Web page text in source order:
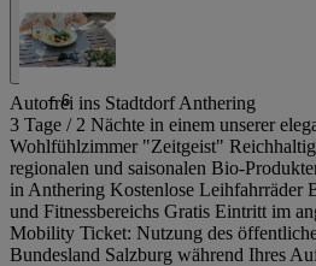
+ 6
Autofrei ins Stadtdorf Anthering
3 Tage / 2 Nächte in einem unserer
Wohlfühlzimmer "Zeitgeist"
regionalen und saisonalen Bio-
in Anthering Kostenlose Leihfahrräder
und Fitnessbereichs Gratis Eintritt im
Mobility Ticket: Nutzung des
Bundesland Salzburg während Ihres